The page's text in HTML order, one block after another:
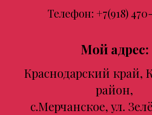
Телефон: +7(918)
Мой адрес:
Краснодарский край,
район,
с.Мерчанское, ул.